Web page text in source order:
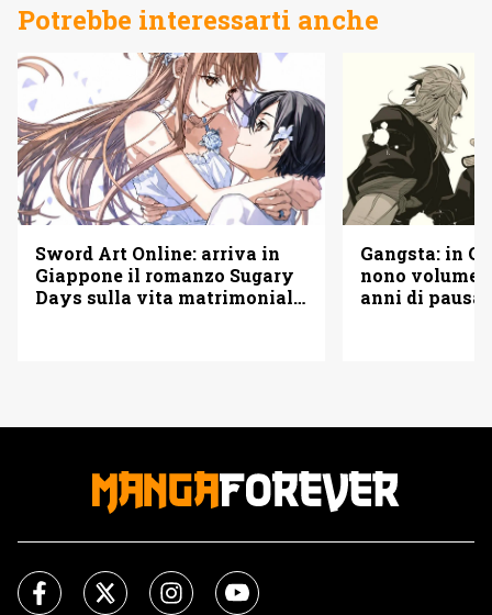
Potrebbe interessarti anche
Sword Art Online: arriva in
Giappone il romanzo Sugary
Days sulla vita matrimoniale
Gangsta: in
nono volume
anni di pausa